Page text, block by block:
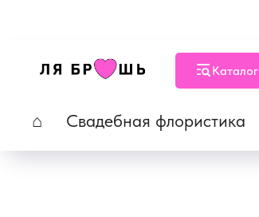
Каталог
⌂ Свадебная флористика